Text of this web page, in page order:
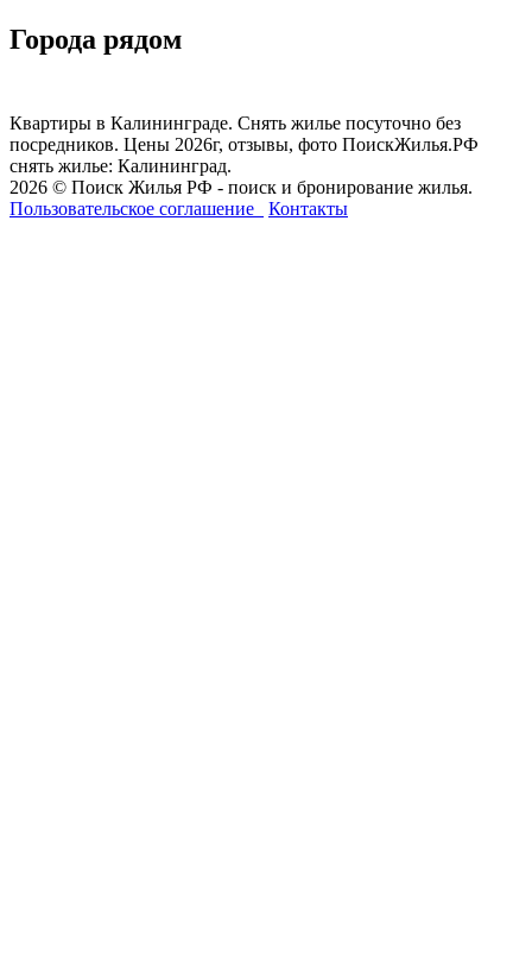
Города рядом
Квартиры в Калининграде. Снять жилье посуточно без
посредников. Цены 2026г, отзывы, фото ПоискЖилья.РФ
снять жилье: Калининград.
2026 © Поиск Жилья РФ - поиск и бронирование жилья.
Пользовательское соглашение
Контакты